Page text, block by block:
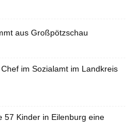
aus Großpötzschau
im Sozialamt im Landkreis
57 Kinder in Eilenburg eine